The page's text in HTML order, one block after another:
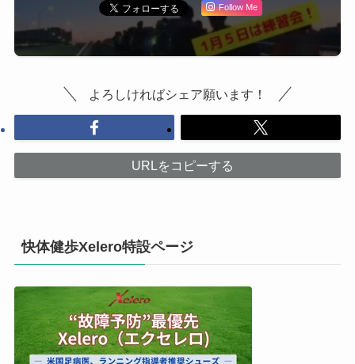
Follow Me
よろしければシェア願います！
URLをコピーする
快体健歩Xelero特設ページ